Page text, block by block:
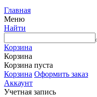
Главная
Меню
Найти
Корзина
Корзина
Корзина пуста
Корзина Оформить заказ
Аккаунт
Учетная запись